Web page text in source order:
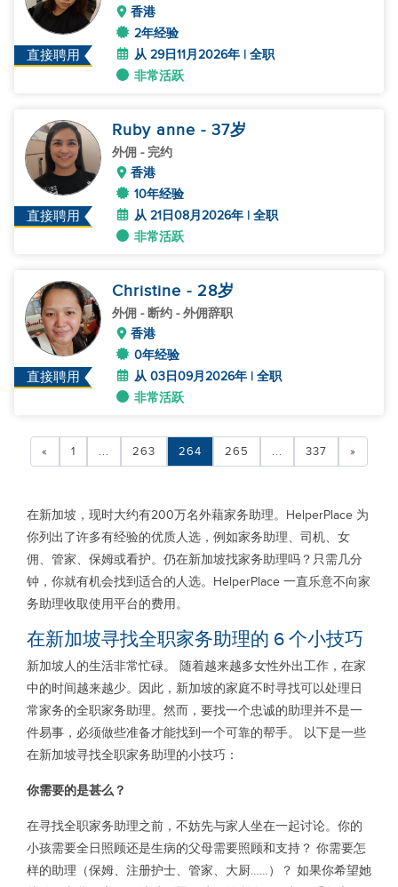
直接聘用
香港
2年经验
从 29日11月2026年 | 全职
非常活跃
直接聘用
Ruby anne - 37岁
外佣 - 完约
香港
10年经验
从 21日08月2026年 | 全职
非常活跃
直接聘用
Christine - 28岁
外佣 - 断约 - 外佣辞职
香港
0年经验
从 03日09月2026年 | 全职
非常活跃
« 1 ... 263 264 265 ... 337 »
在新加坡，现时大约有200万名外藉家务助理。HelperPlace 为
你列出了许多有经验的优质人选，例如家务助理、司机、女
佣、管家、保姆或看护。仍在新加坡找家务助理吗？只需几分
钟，你就有机会找到适合的人选。HelperPlace 一直乐意不向家
务助理收取使用平台的费用。
在新加坡寻找全职家务助理的 6 个小技巧
新加坡人的生活非常忙碌。 随着越来越多女性外出工作，在家
中的时间越来越少。因此，新加坡的家庭不时寻找可以处理日
常家务的全职家务助理。然而，要找一个忠诚的助理并不是一
件易事，必须做些准备才能找到一个可靠的帮手。 以下是一些
在新加坡寻找全职家务助理的小技巧：
你需要的是甚么？
在寻找全职家务助理之前，不妨先与家人坐在一起讨论。你的
小孩需要全日照顾还是生病的父母需要照顾和支持？ 你需要怎
样的助理（保姆、注册护士、管家、大厨……）？ 如果你希望她